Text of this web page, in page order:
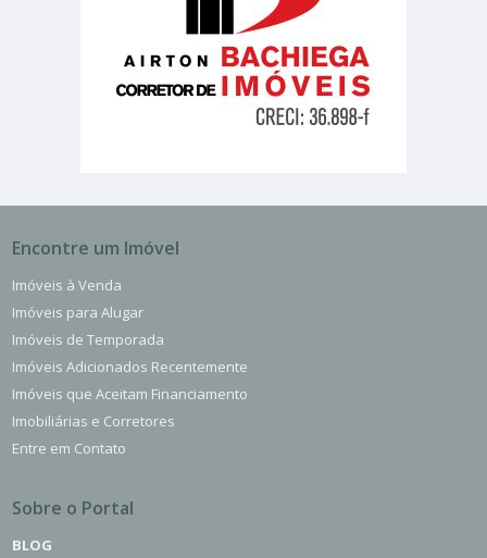
Encontre um Imóvel
Imóveis à Venda
Imóveis para Alugar
Imóveis de Temporada
Imóveis Adicionados Recentemente
Imóveis que Aceitam Financiamento
Imobiliárias e Corretores
Entre em Contato
Sobre o Portal
BLOG